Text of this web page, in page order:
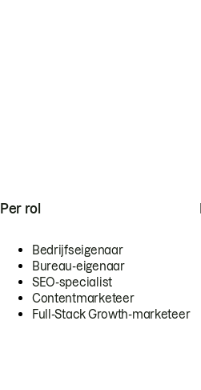
Per rol
Bedrijfseigenaar
Bureau-eigenaar
SEO-specialist
Contentmarketeer
Full-Stack Growth-marketeer